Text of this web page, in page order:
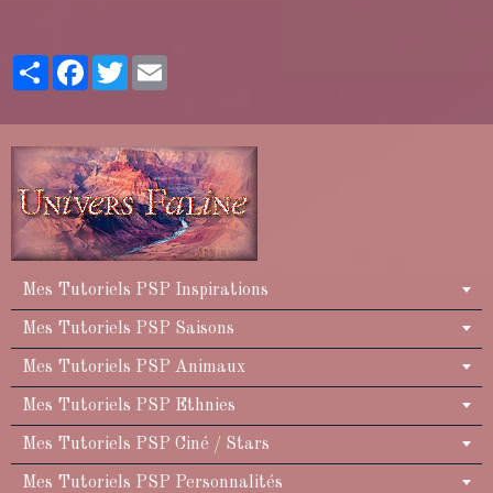
PartagerFacebook
Twitter
Mes Tutoriels PSP Inspirations
Mes Tutoriels PSP Saisons
Mes Tutoriels PSP Animaux
Mes Tutoriels PSP Ethnies
Mes Tutoriels PSP Ciné / Stars
Mes Tutoriels PSP Personnalités